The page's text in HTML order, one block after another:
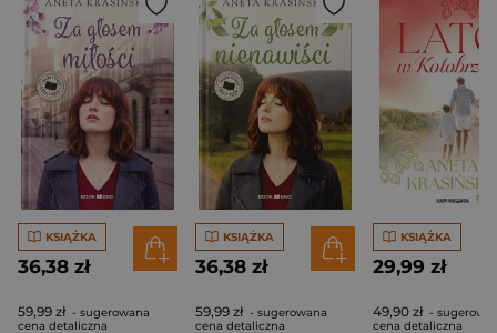
KSIĄŻKA
36,38 zł
59,99 zł - sugerowana
cena detaliczna
KSIĄŻKA
36,38 zł
59,99 zł - sugerowana
cena detaliczna
KSIĄŻKA
29,99 zł
49,90 zł -
cena detaliczna